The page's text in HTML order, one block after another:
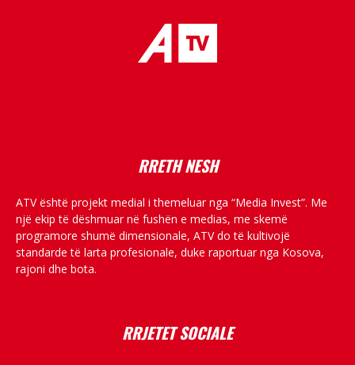
RRETH NESH
ATV është projekt medial i themeluar nga “Media Invest”. Me
një ekip të dëshmuar në fushën e medias, me skemë
programore shumë dimensionale, ATV do të kultivojë
standarde të larta profesionale, duke raportuar nga Kosova,
rajoni dhe bota.
RRJETET SOCIALE